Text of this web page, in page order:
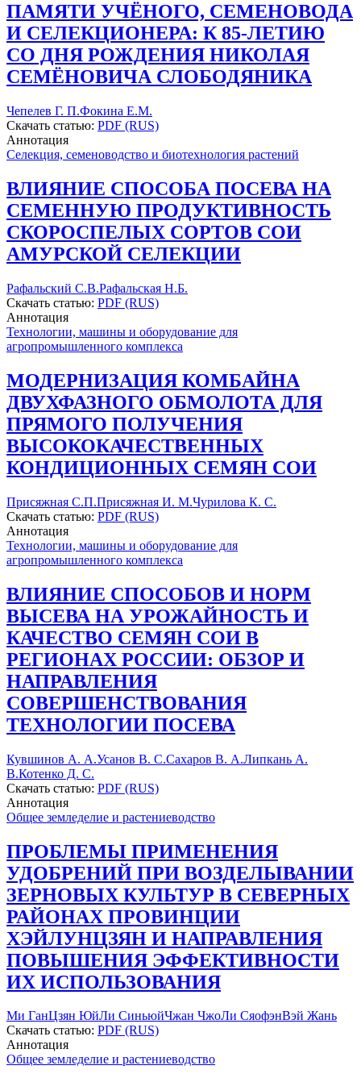
ПАМЯТИ УЧЁНОГО, СЕМЕНОВОДА
И СЕЛЕКЦИОНЕРА: К 85-ЛЕТИЮ
СО ДНЯ РОЖДЕНИЯ НИКОЛАЯ
СЕМЁНОВИЧА СЛОБОДЯНИКА
Чепелев Г. П.Фокина Е.М.
Скачать статью: PDF (RUS)
Аннотация
Селекция, семеноводство и биотехнология растений
ВЛИЯНИЕ СПОСОБА ПОСЕВА НА
СЕМЕННУЮ ПРОДУКТИВНОСТЬ
СКОРОСПЕЛЫХ СОРТОВ СОИ
АМУРСКОЙ СЕЛЕКЦИИ
Рафальский С.В.Рафальская Н.Б.
Скачать статью: PDF (RUS)
Аннотация
Технологии, машины и оборудование для
агропромышленного комплекса
МОДЕРНИЗАЦИЯ КОМБАЙНА
ДВУХФАЗНОГО ОБМОЛОТА ДЛЯ
ПРЯМОГО ПОЛУЧЕНИЯ
ВЫСОКОКАЧЕСТВЕННЫХ
КОНДИЦИОННЫХ СЕМЯН СОИ
Присяжная С.П.Присяжная И. М.Чурилова К. С.
Скачать статью: PDF (RUS)
Аннотация
Технологии, машины и оборудование для
агропромышленного комплекса
ВЛИЯНИЕ СПОСОБОВ И НОРМ
ВЫСЕВА НА УРОЖАЙНОСТЬ И
КАЧЕСТВО СЕМЯН СОИ В
РЕГИОНАХ РОССИИ: ОБЗОР И
НАПРАВЛЕНИЯ
СОВЕРШЕНСТВОВАНИЯ
ТЕХНОЛОГИИ ПОСЕВА
Кувшинов А. А.Усанов В. С.Сахаров В. А.Липкань А.
В.Котенко Д. С.
Скачать статью: PDF (RUS)
Аннотация
Общее земледелие и растениеводство
ПРОБЛЕМЫ ПРИМЕНЕНИЯ
УДОБРЕНИЙ ПРИ ВОЗДЕЛЫВАНИИ
ЗЕРНОВЫХ КУЛЬТУР В СЕВЕРНЫХ
РАЙОНАХ ПРОВИНЦИИ
ХЭЙЛУНЦЗЯН И НАПРАВЛЕНИЯ
ПОВЫШЕНИЯ ЭФФЕКТИВНОСТИ
ИХ ИСПОЛЬЗОВАНИЯ
Ми ГанЦзян ЮйЛи СиньюйЧжан ЧжоЛи СяофэнВэй Жань
Скачать статью: PDF (RUS)
Аннотация
Общее земледелие и растениеводство